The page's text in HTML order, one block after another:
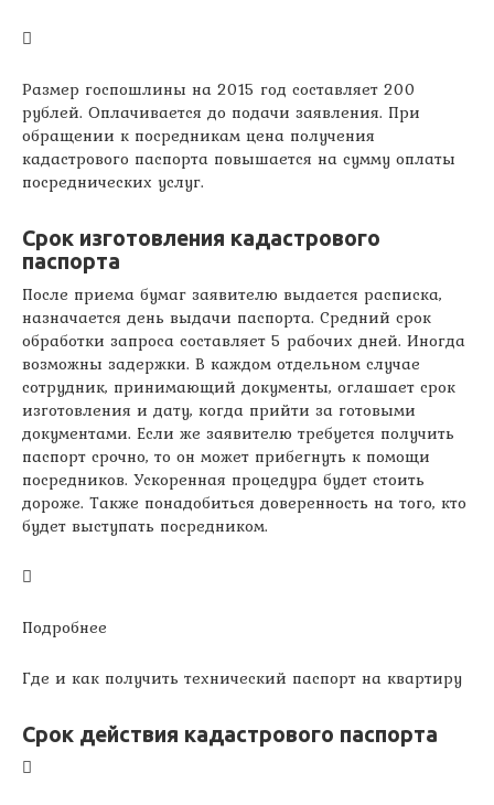
Размер госпошлины на 2015 год составляет 200
рублей. Оплачивается до подачи заявления. При
обращении к посредникам цена получения
кадастрового паспорта повышается на сумму оплаты
посреднических услуг.
Срок изготовления кадастрового
паспорта
После приема бумаг заявителю выдается расписка,
назначается день выдачи паспорта. Средний срок
обработки запроса составляет 5 рабочих дней. Иногда
возможны задержки. В каждом отдельном случае
сотрудник, принимающий документы, оглашает срок
изготовления и дату, когда прийти за готовыми
документами. Если же заявителю требуется получить
паспорт срочно, то он может прибегнуть к помощи
посредников. Ускоренная процедура будет стоить
дороже. Также понадобиться доверенность на того, кто
будет выступать посредником.
Подробнее
Где и как получить технический паспорт на квартиру
Срок действия кадастрового паспорта